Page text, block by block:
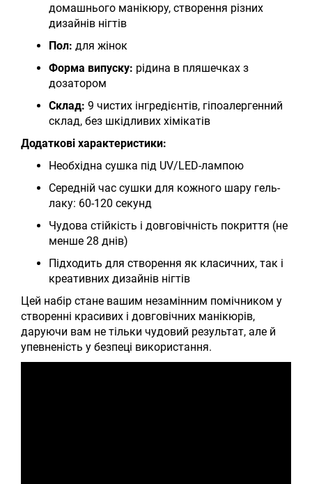
домашнього манікюру, створення різних
дизайнів нігтів
Пол: для жінок
Форма випуску: рідина в пляшечках з
дозатором
Склад: 9 чистих інгредієнтів, гіпоалергенний
склад, без шкідливих хімікатів
Додаткові характеристики:
Необхідна сушка під UV/LED-лампою
Середній час сушки для кожного шару гель-
лаку: 60-120 секунд
Чудова стійкість і довговічність покриття (не
менше 28 днів)
Підходить для створення як класичних, так і
креативних дизайнів нігтів
Цей набір стане вашим незамінним помічником у
створенні красивих і довговічних манікюрів,
даруючи вам не тільки чудовий результат, але й
упевненість у безпеці використання.